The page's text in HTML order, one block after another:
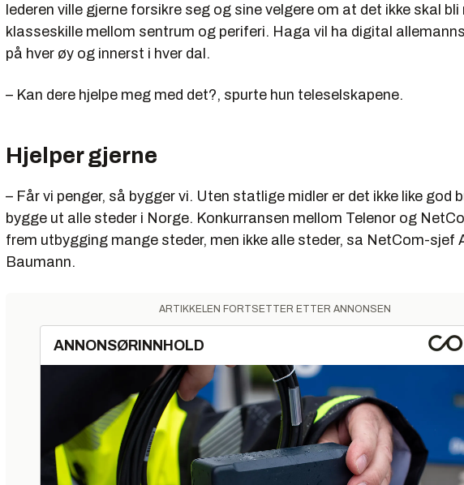
lederen ville gjerne forsikre seg og sine velgere om at det ikke skal
klasseskille mellom sentrum og periferi. Haga vil ha digital
på hver øy og innerst i hver dal.
– Kan dere hjelpe meg med det?, spurte hun teleselskapene.
Hjelper gjerne
– Får vi penger, så bygger vi. Uten statlige midler er det ikke like god
bygge ut alle steder i Norge. Konkurransen mellom Telenor og
frem utbygging mange steder, men ikke alle steder, sa NetCom-sjef
Baumann.
ARTIKKELEN FORTSETTER ETTER ANNONSEN
ANNONSØRINNHOLD